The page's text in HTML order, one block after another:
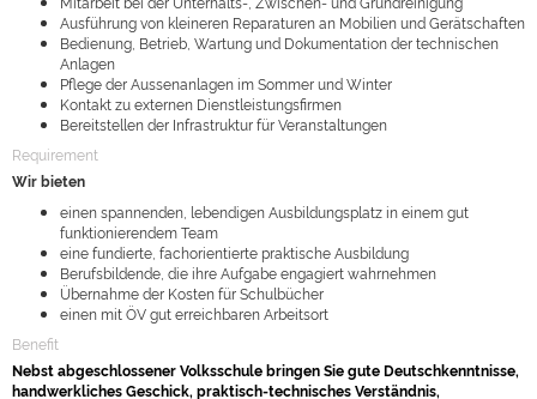
Ausführung von kleineren Reparaturen an Mobilien und Gerätschaften
Bedienung, Betrieb, Wartung und Dokumentation der technischen
Anlagen
Pflege der Aussenanlagen im Sommer und Winter
Kontakt zu externen Dienstleistungsfirmen
Bereitstellen der Infrastruktur für Veranstaltungen
Requirement
Wir bieten
einenspannenden , lebendigen Ausbildungsplatz in einem gut
funktionierendem Team
eine fundierte, fachorientierte praktische Ausbildung
Berufsbildende, die ihre Aufgabe engagiert wahrnehmen
Übernahme der Kosten für Schulbücher
einen mit ÖV gut erreichbaren Arbeitsort
Benefit
Nebst abgeschlossener Volksschule bringen Sie gute Deutschkenntnisse,
handwerkliches Geschick, praktisch-technisches Verständnis,